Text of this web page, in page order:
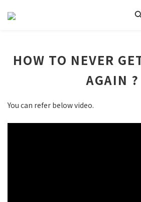
HOW TO NEVER
AGAIN ?
You can refer below video.